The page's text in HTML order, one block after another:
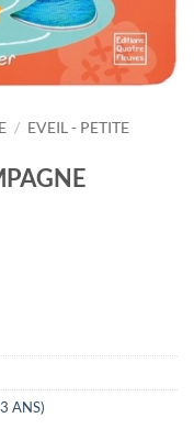
/ EVEIL - PETITE
ANS)